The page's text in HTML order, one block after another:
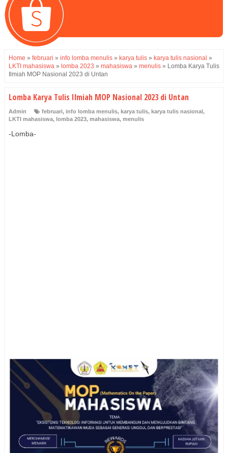
Home » februari » info lomba menulis » karya tulis » karya tulis nasional »
LKTI mahasiswa » lomba 2023 » mahasiswa » menulis » Lomba Karya Tulis
Ilmiah MOP Nasional 2023 di Untan
Lomba Karya Tulis Ilmiah MOP Nasional 2023 di Untan
Admin februari, info lomba menulis, karya tulis, karya tulis nasional,
LKTI mahasiswa, lomba 2023, mahasiswa, menulis
-Lomba-